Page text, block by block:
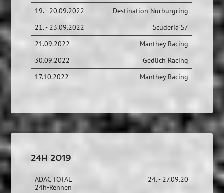
19. - 20.09.2022
Destination Nürburgring
21. - 23.09.2022
Scuderia S7
21.09.2022
Manthey Racing
30.09.2022
Gedlich Racing
17.10.2022
Manthey Racing
24H 2019
ADAC TOTAL
24h-Rennen
24. - 27.09.20